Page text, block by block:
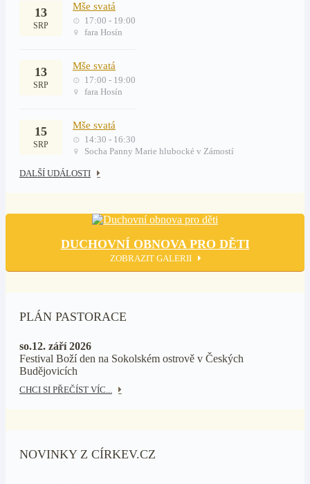
13
SRP
Mše svatá
17:00 - 19:00
fara Hosín
13
SRP
Mše svatá
17:00 - 19:00
fara Hosín
15
SRP
Mše svatá
14:30 - 16:30
Socha Panny Marie hlubocké v Zámostí
DALŠÍ UDÁLOSTI
DUCHOVNÍ OBNOVA PRO DĚTI
ZOBRAZIT GALERII
PLÁN PASTORACE
so.12. září 2026
Festival Boží den na Sokolském ostrově v Českých
Budějovicích
CHCI SI PŘEČÍST VÍC...
NOVINKY Z CÍRKEV.CZ